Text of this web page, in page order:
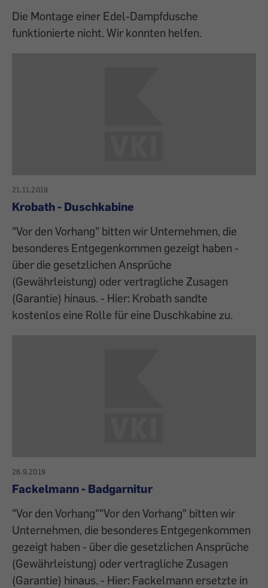
Die Montage einer Edel-Dampfdusche
funktionierte nicht. Wir konnten helfen.
21.11.2019
Krobath - Duschkabine
"Vor den Vorhang" bitten wir Unternehmen, die
besonderes Entgegenkommen gezeigt haben -
über die gesetzlichen Ansprüche
(Gewährleistung) oder vertragliche Zusagen
(Garantie) hinaus. - Hier: Krobath sandte
kostenlos eine Rolle für eine Duschkabine zu.
26.9.2019
Fackelmann - Badgarnitur
"Vor den Vorhang""Vor den Vorhang" bitten wir
Unternehmen, die besonderes Entgegenkommen
gezeigt haben - über die gesetzlichen Ansprüche
(Gewährleistung) oder vertragliche Zusagen
(Garantie) hinaus. - Hier: Fackelmann ersetzte in